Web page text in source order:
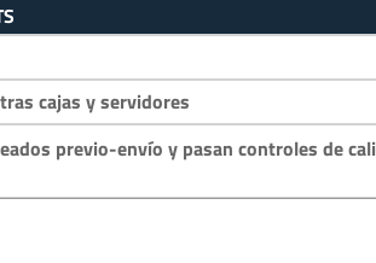
cajas y servidores
previo-envío y pasan controles de